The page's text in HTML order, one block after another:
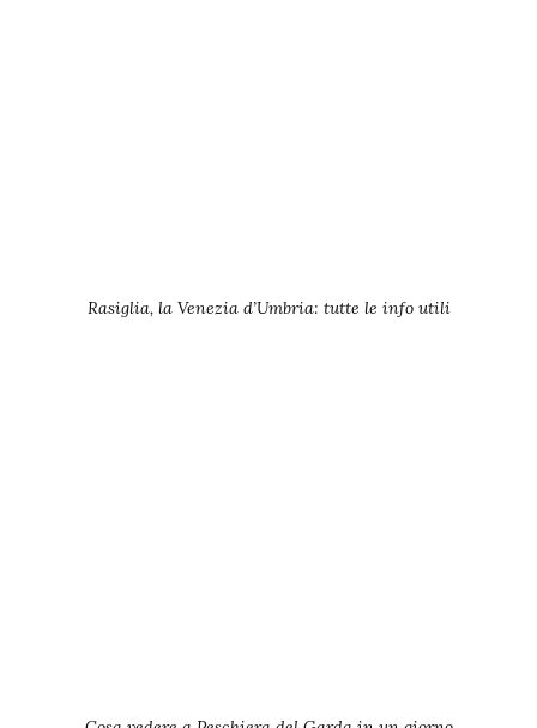
Rasiglia, la Venezia d’Umbria: tutte le info utili